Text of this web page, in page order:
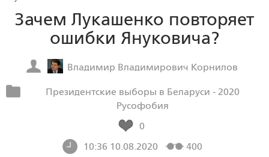
Зачем Лукашенко повторяет
ошибки Януковича?
Владимир Владимирович Корнилов
Президентские выборы в Беларуси - 2020
Русофобия
0
10:36 10.08.2020
400